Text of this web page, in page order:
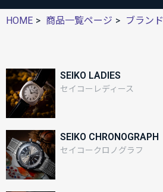
HOME 商品一覧ページ ブランド
SEIKO LADIES
セイコーレディース
SEIKO CHRONOGRAPH
セイコークロノグラフ